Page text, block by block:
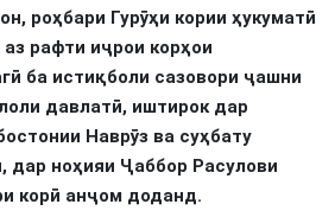
роҳбари Гурӯҳи кории ҳукуматӣ
рафти иҷрои корҳои
ӣ ба истиқболи сазовори ҷашни
давлатӣ, иштирок дар
Наврӯз ва суҳбату
дар ноҳияи Ҷаббор Расулови
корӣ анҷом доданд.